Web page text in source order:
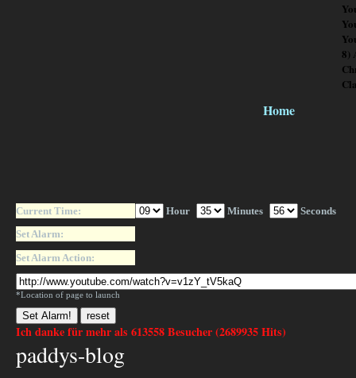
8)
Home
Current Time:
Set Alarm:
Hour Minutes Seconds
Set Alarm Action:
*Location of page to launch
Ich danke für mehr als 613558 Besucher (2689935 Hits)
paddys-blog